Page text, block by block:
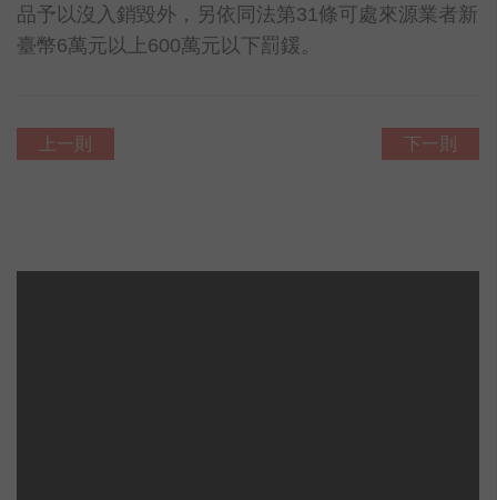
品予以沒入銷毀外，另依同法第31條可處來源業者新
臺幣6萬元以上600萬元以下罰鍰。
上一則 下一則